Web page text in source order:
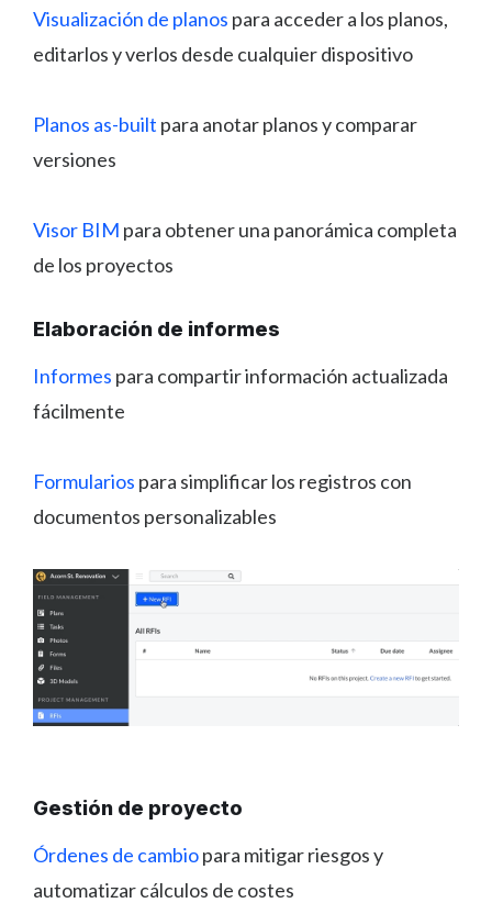
Visualización de planos para acceder a los planos,
editarlos y verlos desde cualquier dispositivo
Planos as-built para anotar planos y comparar
versiones
Visor BIM para obtener una panorámica completa
de los proyectos
Elaboración de informes
Informes para compartir información actualizada
fácilmente
Formularios para simplificar los registros con
documentos personalizables
Gestión de proyecto
Órdenes de cambiopara mitigar riesgos y
automatizar cálculos de costes